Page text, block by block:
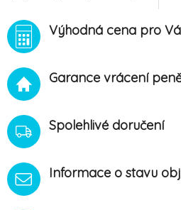
živé hlívy ústřičné.
Betaglukany jsou schopné
podporovat a optimalizovat
Jedná se rovněž o silné
antioxidanty. Snižují celkové
urychlovat hojení po
drobných poraněních, úraze
Výhodná cena pro
Garance vrácení
Spolehlivé doručení
Informace o stavu